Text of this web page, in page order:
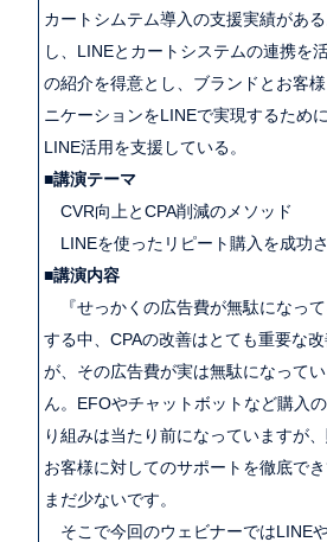
カートシムテム導入の支援実績があ
し、LINEとカートシステムの連携を
の紹介を得意とし、ブランドとお客
ニケーションをLINEで実現するため
LINE活用を支援している。
■講演テーマ
CVR向上とCPA削減のメソッド
LINEを使ったリピート購入を成功
■講演内容
『せっかくの広告費が無駄になっ
する中、CPAの改善はとても重要な
が、その広告費が実は無駄になって
ん。EFOやチャットボットなど購入
り組みは当たり前になっていますが
お客様に対してのサポートを徹底で
まだ少ないです。
そこで今回のウェビナーではLINE